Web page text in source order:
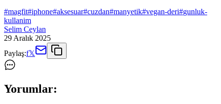
#magfit#iphone#aksesuar#cuzdan#manyetik#vegan-deri#gunluk-
kullanim
Selim Ceylan
29 Aralık 2025
Paylaş:f𝕏
Yorumlar: